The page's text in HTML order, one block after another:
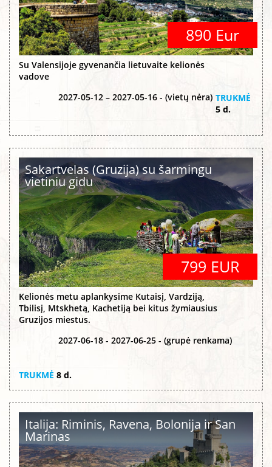
890 Eur
Su Valensijoje gyvenančia lietuvaite kelionės
vadove
2027-05-12 – 2027-05-16 - (vietų nėra) TRUKMĖ
5 d.
Sakartvelas (Gruzija) su šarmingu
vietiniu gidu
799 EUR
Kelionės metu aplankysime Kutaisį, Vardziją,
Tbilisį, Mtskhetą, Kachetiją bei kitus žymiausius
Gruzijos miestus.
2027-06-18 - 2027-06-25 - (grupė renkama)
TRUKMĖ 8 d.
Italija: Riminis, Ravena, Bolonija ir San
Marinas